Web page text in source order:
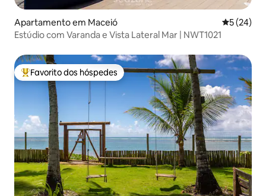
Apartamento em Maceió
5 (24)
Estúdio com Varanda e Vista Lateral Mar | NWT1021
Favoritos dos hóspedes mais apreciados
Favorito dos hóspedes